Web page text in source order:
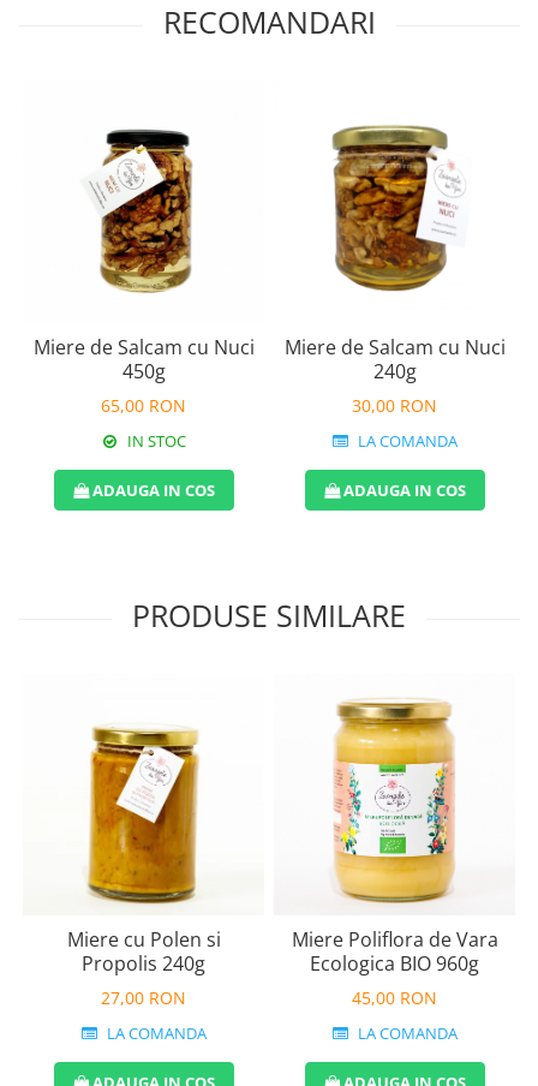
RECOMANDARI
Miere de Salcam cu Nuci
450g
65,00 RON
IN STOC
ADAUGA IN COS
Miere de Salcam cu Nuci
240g
30,00 RON
LA COMANDA
ADAUGA IN COS
PRODUSE SIMILARE
Miere cu Polen si
Propolis 240g
27,00 RON
LA COMANDA
Miere Poliflora de Vara
Ecologica BIO 960g
45,00 RON
LA COMANDA